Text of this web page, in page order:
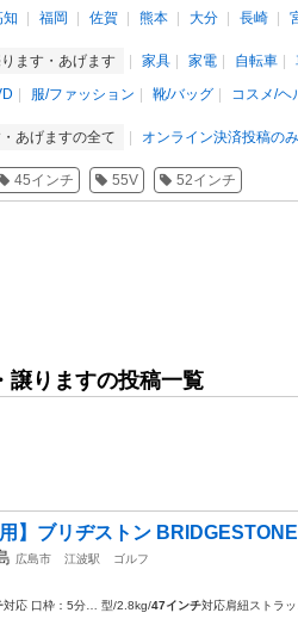
知 福岡 佐賀 熊本 大分 長崎
ます・あげます 家具 家電 自転車
服/ファッション 靴/バッグ コスメ/ヘ
あげますの全て オンライン決済投稿のみ
45インチ 55V 52インチ
譲りますの投稿一覧
用】ブリヂストン
広島市 江波駅
ゴルフ
対応 口枠：5分… 型/2.8kg/47インチ対応肩紐ストラッ